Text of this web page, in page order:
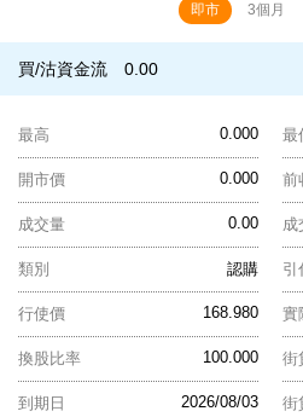
即市 3個月
買/沽資金流 0.00
0.000
最高 最
0.000
開市價 前
0.00
成交量 成
認購
類別 引
168.980
行使價 實
100.000
換股比率 街
2026/08/03
到期日 街